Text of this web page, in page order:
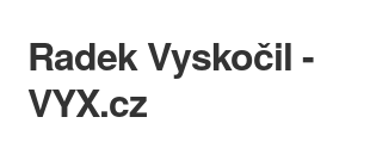
Přeskočit
na
navigaci
Přejít
k
obsahu
Radek Vyskočil -
VYX.cz